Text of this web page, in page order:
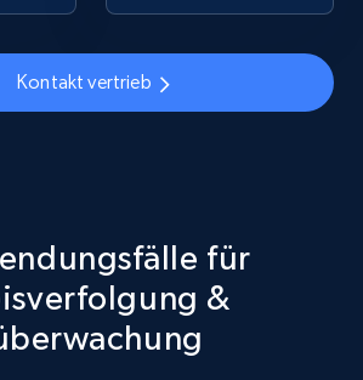
Kontakt vertrieb
für
&